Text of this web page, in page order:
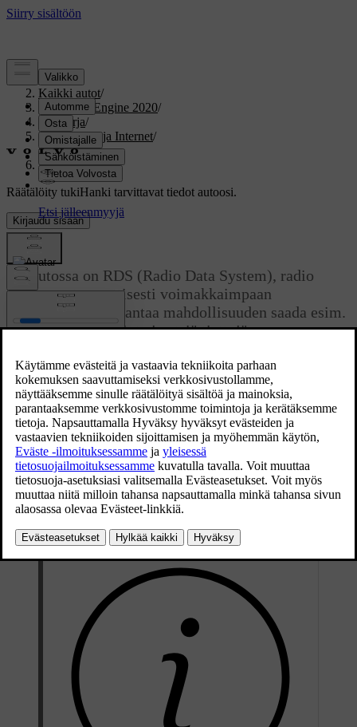
Tuki/
Kaikki autot/
V60 Twin Engine 2020/
Ohjekirja/
Ääni, media ja Internet/
Radio/
RDS-radio
Räätälöity tukiHanki tarvittavat tiedot autoosi.
Kirjaudu sisään
Päivitetty 19.03.2020
RDS-radio
Jos autossa on RDS (Radio Data System), radio
vaihtaa automaattisesti voimakkaimpaan
lähettimeen. RDS antaa mahdollisuuden saada esim.
liikenneinformaatiota ja etsiä tiettyjä
RDS yhdistää verkon FM-lähettimet. Sellaisen verkon FM-lähetin
lähettää informaatiota, joka antaa RDS-radiolle mm. seuraavat
toiminnot:
Automaattinen vaihto voimakkaampaan lähettimeen, jos
vastaanotto alueella on huono.
Ohjelmaversion haku, esim. ohjelmatyypit tai liikenneinformaatio.
Kuunneltavaa radio-ohjelmaa koskevien tekstitiedotusten
vastaanotto.